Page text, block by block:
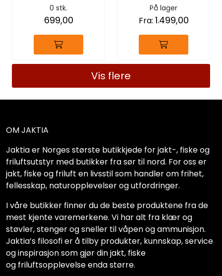
0 stk.
699,00
På lager
Fra: 1.499,00
Vis flere
OM JAKTIA
Jaktia er Norges største butikkjede for jakt-, fiske og
friluftsutstyr med butikker fra sør til nord. For oss er
jakt, fiske og friluft en livsstil som handler om frihet,
fellesskap, naturopplevelser og utfordringer.
I våre butikker finner du de beste produktene fra de
mest kjente varemerkene. Vi har alt fra klær og
støvler, stenger og sneller til våpen og ammunisjon.
Jaktia’s filosofi er å tilby produkter, kunnskap, service
og inspirasjon som gjør din jakt, fiske
og friluftsopplevelse enda større.